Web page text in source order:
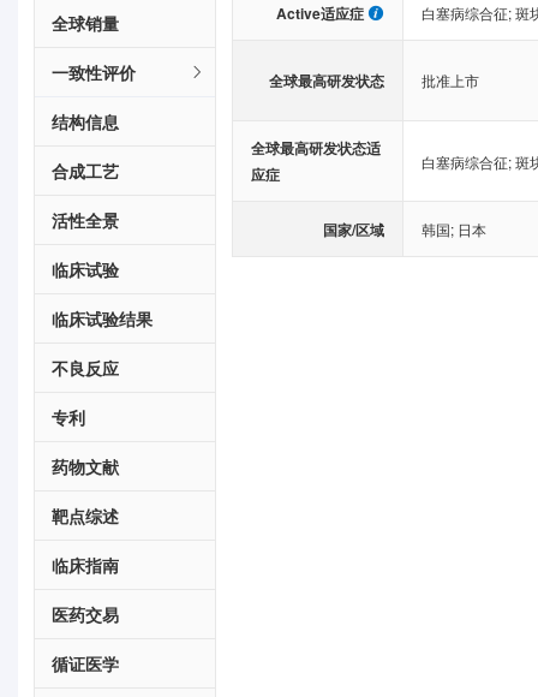
全球销量
一致性评价
结构信息
合成工艺
活性全景
临床试验
临床试验结果
不良反应
专利
药物文献
靶点综述
临床指南
医药交易
循证医学
Active适应症 白塞病综合征;斑
全球最高研发状态 批准上市
全球最高研发状态适
应症
白塞病综合征;斑
国家/区域 韩国; 日本